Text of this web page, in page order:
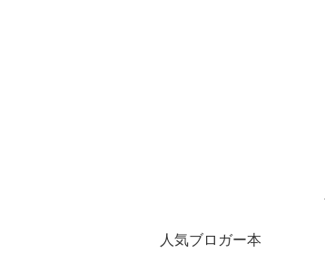
人気ブロガー本